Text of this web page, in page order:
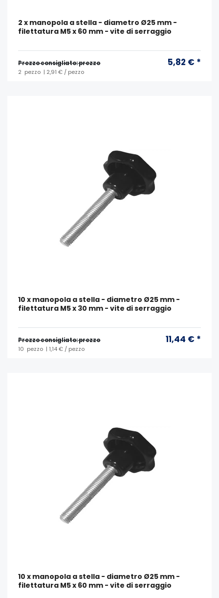
2 x manopola a stella - diametro Ø25 mm -
filettatura M5 x 60 mm - vite di serraggio
Prezzo consigliato: prezzo 5,82 € *
2 pezzo | 2,91 € / pezzo
10 x manopola a stella - diametro Ø25 mm -
filettatura M5 x 30 mm - vite di serraggio
Prezzo consigliato: prezzo 11,44 € *
10 pezzo | 1,14 € / pezzo
10 x manopola a stella - diametro Ø25 mm -
filettatura M5 x 60 mm - vite di serraggio